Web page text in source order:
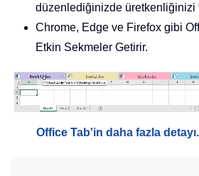
düzenlediğinizde üretkenliğinizi
Chrome, Edge ve Firefox gibi
Etkin Sekmeler Getirir.
Office Tab'in daha fazla